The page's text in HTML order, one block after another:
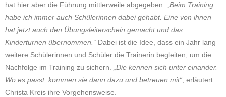
hat hier aber die Führung mittlerweile abgegeben.
„Beim Training
habe ich immer auch Schülerinnen dabei gehabt. Eine von ihnen
hat jetzt auch den Übungsleiterschein gemacht und das
Kinderturnen übernommen.“ Dabei ist die Idee, dass ein Jahr lang
weitere Schülerinnen und Schüler die Trainerin begleiten, um die
Nachfolge im Training zu sichern.
„Die kennen sich unter einander.
Wo es passt, kommen sie dann dazu und betreuen mit“ , erläutert
Christa Kreis ihre Vorgehensweise.